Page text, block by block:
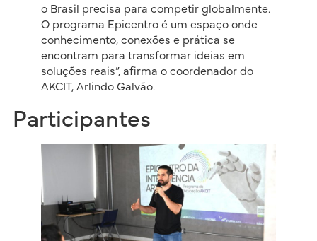
o Brasil precisa para competir globalmente.
O programa Epicentro é um espaço onde
conhecimento, conexões e prática se
encontram para transformar ideias em
soluções reais”, afirma o coordenador do
AKCIT, Arlindo Galvão.
Participantes